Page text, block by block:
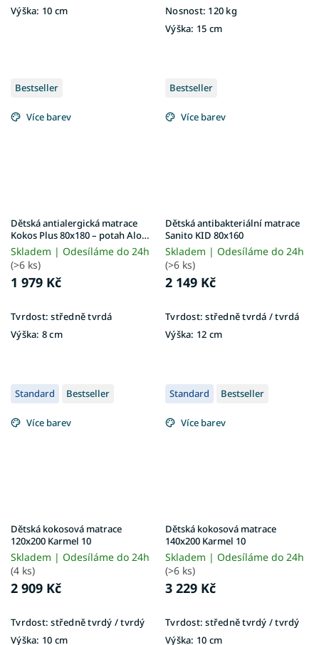
Výška: 10 cm
Nosnost: 120 kg
Výška: 15 cm
Bestseller
Více barev
Dětská antialergická matrace
Kokos Plus 80x180 – potah Aloe
Vera
Skladem | Odesíláme do 24h
(>6 ks)
1 979 Kč
Tvrdost: středně tvrdá
Výška: 8 cm
Bestseller
Více barev
Dětská antibakteriální matrace
Sanito KID 80x160
Skladem | Odesíláme do 24h
(>6 ks)
2 149 Kč
Tvrdost: středně tvrdá / tvrdá
Výška: 12 cm
Standard Bestseller
Více barev
Dětská kokosová matrace
120x200 Karmel 10
Skladem | Odesíláme do 24h
(4 ks)
2 909 Kč
Tvrdost: středně tvrdý / tvrdý
Výška: 10 cm
Standard Bestseller
Více barev
Dětská kokosová matrace
140x200 Karmel 10
Skladem | Odesíláme do 24h
(>6 ks)
3 229 Kč
Tvrdost: středně tvrdý / tvrdý
Výška: 10 cm